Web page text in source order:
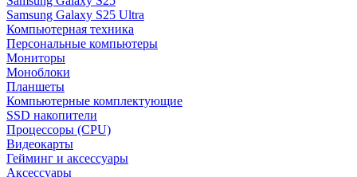
Samsung Galaxy S25 Ultra
Компьютерная техника
Персональные компьютеры
Мониторы
Моноблоки
Планшеты
Компьютерные комплектующие
SSD накопители
Процессоры (CPU)
Видеокарты
Гейминг и аксессуары
Аксессуары